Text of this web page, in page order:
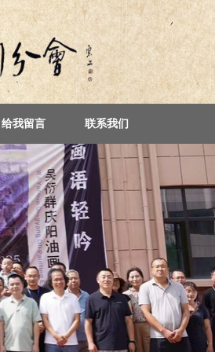
给我留言 联系我们